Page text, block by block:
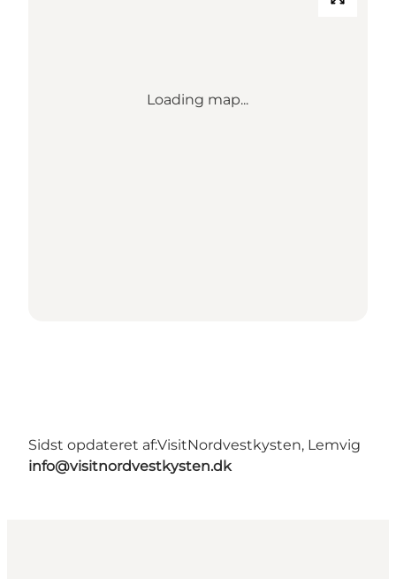
Loading map...
Sidst opdateret af:VisitNordvestkysten, Lemvig
info@visitnordvestkysten.dk